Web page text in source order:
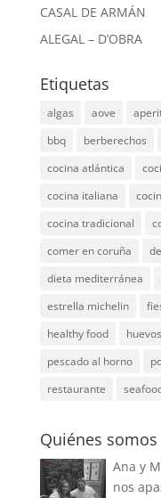
CASAL DE ARMÁN
ALEGAL – D’OBRA
Etiquetas
algas aove
bbq
berberechos
cocina atlántica
cocina italiana
cocina tradicional
comer en coruña
dieta mediterránea
estrella michelin
healthy food
huevos
pescado al horno
restaurante
Quiénes somos
Ana y
nos